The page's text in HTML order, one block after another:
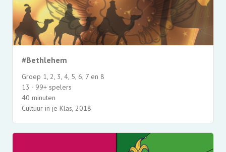
#Bethlehem
Groep 1, 2, 3, 4, 5, 6, 7 en 8
13 - 99+ spelers
40 minuten
Cultuur in je Klas, 2018